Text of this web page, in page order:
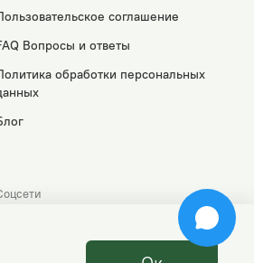
соглашение
Вопросы и ответы
обработки персональных